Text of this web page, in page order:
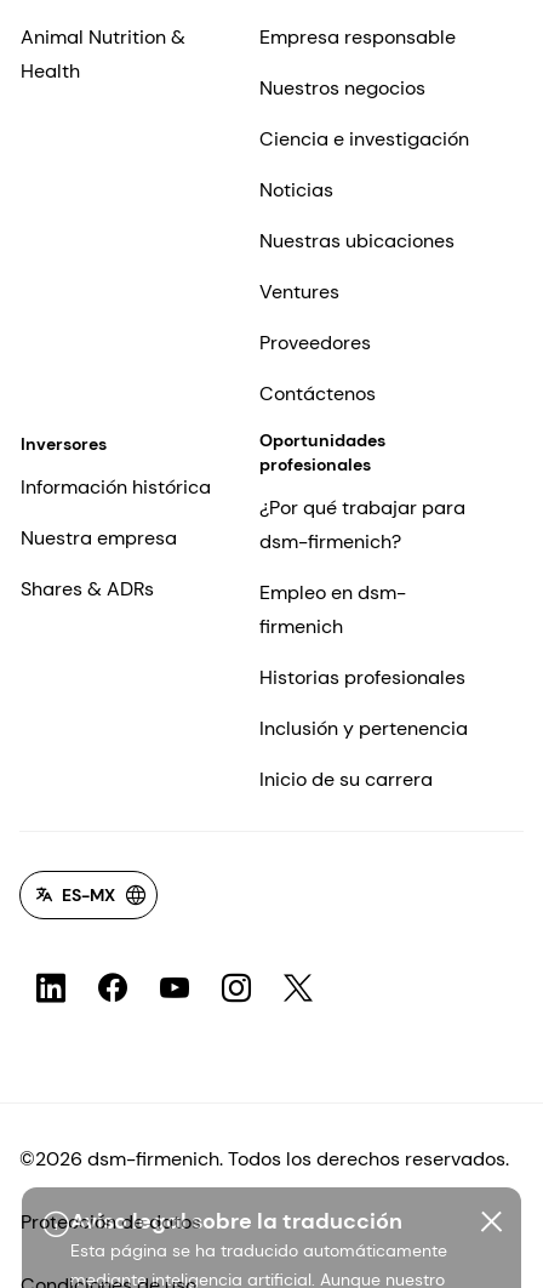
Aviso legal sobre la traducción
Esta página se ha traducido automáticamente
mediante inteligencia artificial. Aunque nuestro
Animal Nutrition &
Health
Empresa responsable
Nuestros negocios
Ciencia e investigación
Noticias
Nuestras ubicaciones
Ventures
Proveedores
Contáctenos
Inversores
Información histórica
Nuestra empresa
Shares & ADRs
Oportunidades
profesionales
¿Por qué trabajar para
dsm-firmenich?
Empleo en dsm-
firmenich
Historias profesionales
Inclusión y pertenencia
Inicio de su carrera
ES-MX
©2026 dsm-firmenich. Todos los derechos reservados.
Protección de datos